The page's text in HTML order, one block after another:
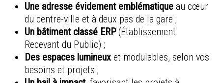
Une adresse évidement emblématique au cœur
du centre-ville et à deux pas de la gare ;
Un bâtiment classé ERP(Établissement
Recevant du Public) ;
Des espaces lumineux et modulables, selon vos
besoins et projets ;